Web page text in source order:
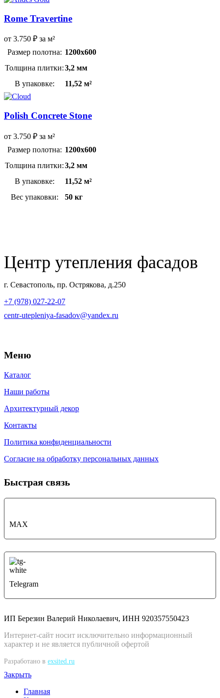
Rome Travertine
от 3.750 ₽ за м²
Размер полотна: 1200х600
Толщина плитки:3,2 мм
В упаковке:
11,52 м²
Polish Concrete Stone
от 3.750 ₽ за м²
Размер полотна: 1200х600
Толщина плитки:3,2 мм
В упаковке:
11,52 м²
Вес упаковки:
50 кг
Центр утепления фасадов
г. Севастополь, пр. Острякова, д.250
+7 (978) 027-22-07
centr-utepleniya-fasadov@yandex.ru
Меню
Каталог
Наши работы
Архитектурный декор
Контакты
Политика конфиденциальности
Согласие на обработку персональных данных
Быстрая связь
MAX
Telegram
ИП Березин Валерий Николаевич, ИНН 920357550423
Интернет-сайт носит исключительно информационный
характер и не является публичной офертой
Разработано в exsited.ru
Закрыть
Главная